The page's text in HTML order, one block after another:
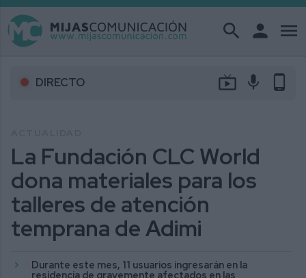
search person menu
DIRECTO live_tv mic phone_android
La Fundación CLC World
dona materiales para los
talleres de atención
temprana de Adimi
Durante este mes, 11 usuarios ingresarán en la
residencia de gravemente afectados en las